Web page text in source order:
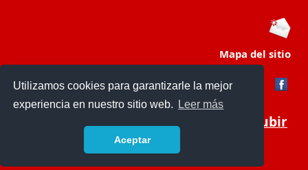
Utilizamos cookies para garantizarle la mejor
experiencia en nuestro sitio web.
Leer más
Aceptar
Mapa del sitio
Subir